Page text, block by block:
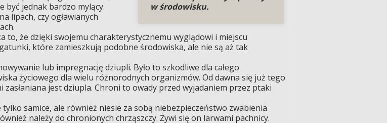
w środowisku.
być jednak bardzo mylący.
lipach, czy ogławianych
to, że dzięki swojemu charakterystycznemu wyglądowi i miejscu
które zamieszkują podobne środowiska, ale nie są aż tak
lub impregnację dziupli. Było to szkodliwe dla całego
życiowego dla wielu różnorodnych organizmów. Od dawna się już tego
jest dziupla. Chroni to owady przed wyjadaniem przez ptaki
samice, ale również niesie za sobą niebezpieczeństwo zwabienia
należy do chronionych chrząszczy. Żywi się on larwami pachnicy.